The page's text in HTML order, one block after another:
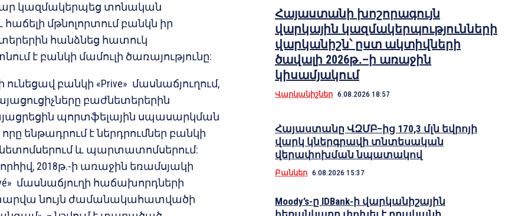
կազմակերպեց տոնական
մթնոլորտում բանկն իր
հանձնեց հատուկ
է բանկի մամուլի ծառայությունը:
բանկի «Prive» մասնաճյուղում,
բաժնետերերին
պորտֆելային սպասարկման
ենթադրում է ներդրումներ բանկի
և պարտատոմսերում:
2018թ.-ի առաջին եռամսյակի
մասնաճյուղի հաճախորդների
նույն ժամանակահատվածի
Հայաստանի խոշորագույն
վարկային կազմակերպությունների
վարկանիշն՝ ըստ ակտիվների
ծավալի 2026թ․–ի առաջին
կիսամյակում
Վարկանիշներ 6.08.2026 18:57
Հայաստանը ՎԶՄԲ–ից 170,3 մլն եվրոյի
վարկ կներգրավի տնտեսական
վերափոխման նպատակով
Բանկեր 6.08.2026 15:37
Moody’s-ը IDBank-ի վարկանիշային